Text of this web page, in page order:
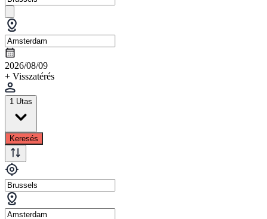
2026/08/09
+ Visszatérés
1 Utas
Keresés